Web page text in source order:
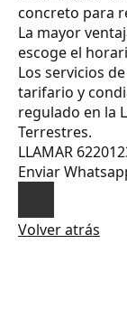
concreto para
La mayor
escoge el
Los servicios
tarifario y
regulado en la
Terrestres.
LLAMAR
Enviar
Volver atrás